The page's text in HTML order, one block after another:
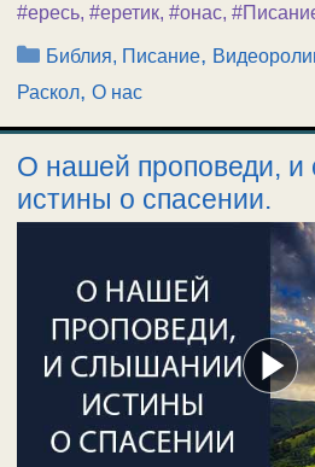
#ересь, #еретик, #онас,
Рубрики
Библия, Писание,
Раскол, О нас
О нашей проповеди,
истины о спасении.